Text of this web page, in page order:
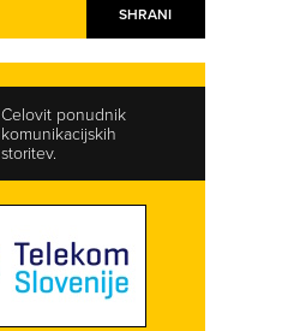
SHRANI
Celovit ponudnik
komunikacijskih
storitev.